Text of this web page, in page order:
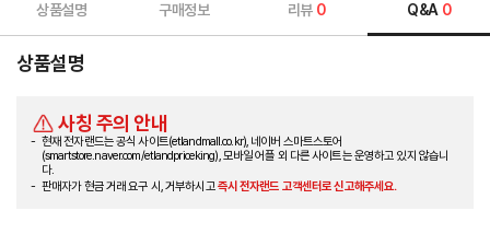
상품설명 구매정보 리뷰 0 Q&A 0
상품설명
사칭 주의 안내
현재 전자랜드는 공식 사이트(etlandmall.co.kr), 네이버 스마트스토어
(smartstore.naver.com/etlandpriceking), 모바일 어플 외 다른 사이트는 운영하고 있지 않습니
다.
판매자가 현금 거래 요구 시, 거부하시고즉시 전자랜드 고객센터로 신고해주세요.